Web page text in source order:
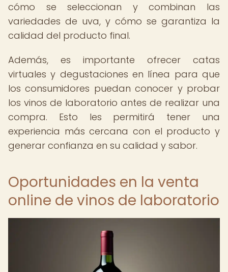
cómo se seleccionan y combinan las
variedades de uva, y cómo se garantiza la
calidad del producto final.
Además, es importante ofrecer catas
virtuales y degustaciones en línea para que
los consumidores puedan conocer y probar
los vinos de laboratorio antes de realizar una
compra. Esto les permitirá tener una
experiencia más cercana con el producto y
generar confianza en su calidad y sabor.
Oportunidades en la venta
online de vinos de laboratorio